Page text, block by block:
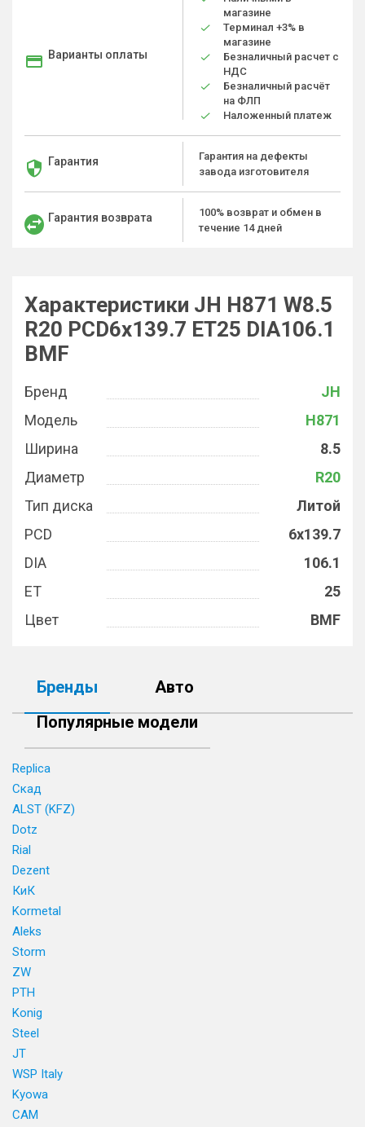
Варианты оплаты
магазине
Терминал +3% в
магазине
Безналичный расчет с
НДС
Безналичный расчёт
на ФЛП
Наложенный платеж
Гарантия
Гарантия на дефекты
завода изготовителя
Гарантия возврата
100% возврат и обмен в
течение 14 дней
Характеристики JH H871 W8.5
R20 PCD6x139.7 ET25 DIA106.1
BMF
Бренд
JH
Модель
H871
Ширина
8.5
Диаметр
R20
Тип диска
Литой
PCD
6x139.7
DIA
106.1
ET
25
Цвет
BMF
Бренды
Авто
Популярные модели
Replica
Скад
ALST (KFZ)
Dotz
Rial
Dezent
КиК
Kormetal
Aleks
Storm
ZW
PTH
Konig
Steel
JT
WSP Italy
Kyowa
CAM